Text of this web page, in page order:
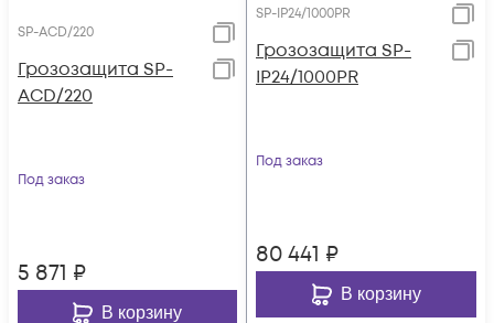
SP-ACD/220
Грозозащита SP-
ACD/220
Под заказ
5 871 ₽
В корзину
SP-IP24/1000PR
Грозозащита SP-
IP24/1000PR
Под заказ
80 441 ₽
В корзину